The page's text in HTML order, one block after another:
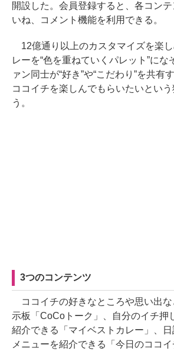
開設した。会員登録すると、各コン
いね、コメント機能を利用できる。
12億通り以上のカスタマイズを楽
レーを“色を重ねていくパレット”にな
ァン同士が“好き”や“こだわり”を共有
ココイチを楽しんでもらいたいとい
う。
3つのコンテンツ
ココイチの好きなところや思い出な
示板「CoCoトーク」、自分のイチ押
紹介できる「マイベストカレー」、
メニューを紹介できる「今日のココ